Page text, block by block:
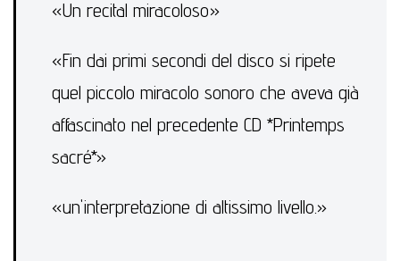
«Un recital miracoloso»
«Fin dai primi secondi del disco si ripete
quel piccolo miracolo sonoro che aveva già
affascinato nel precedente CD *Printemps
sacré*»
«un'interpretazione di altissimo livello.»